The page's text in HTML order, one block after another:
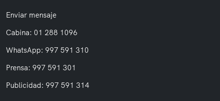
Enviar mensaje
Cabina: 01 288 1096
WhatsApp: 997 591 310
Prensa: 997 591 301
Publicidad: 997 591 314